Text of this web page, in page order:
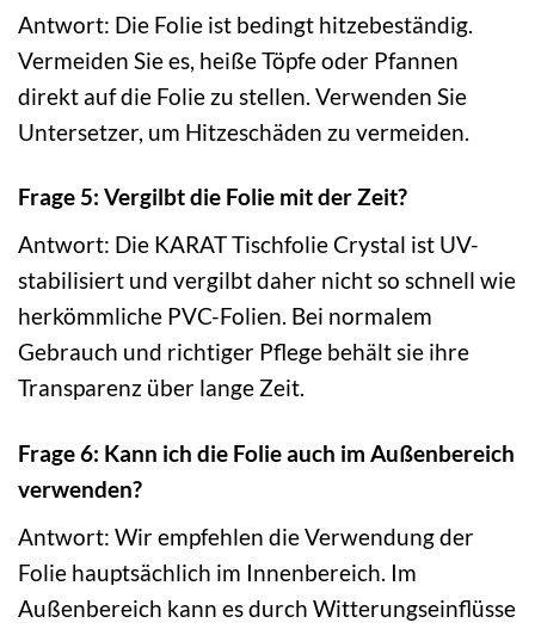
Antwort: Die Folie ist bedingt hitzebeständig.
Vermeiden Sie es, heiße Töpfe oder Pfannen
direkt auf die Folie zu stellen. Verwenden Sie
Untersetzer, um Hitzeschäden zu vermeiden.
Frage 5: Vergilbt die Folie mit der Zeit?
Antwort: Die KARAT Tischfolie Crystal ist UV-
stabilisiert und vergilbt daher nicht so schnell wie
herkömmliche PVC-Folien. Bei normalem
Gebrauch und richtiger Pflege behält sie ihre
Transparenz über lange Zeit.
Frage 6: Kann ich die Folie auch im Außenbereich
verwenden?
Antwort: Wir empfehlen die Verwendung der
Folie hauptsächlich im Innenbereich. Im
Außenbereich kann es durch Witterungseinflüsse